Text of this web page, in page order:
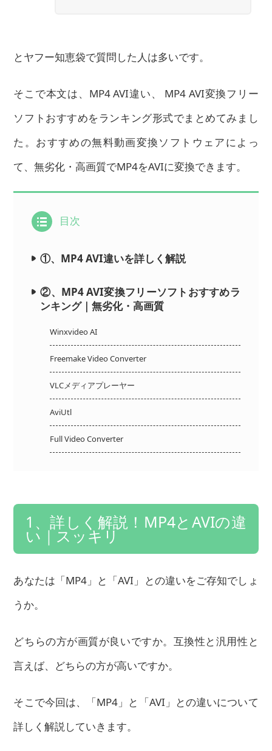
とヤフー知恵袋で質問した人は多いです。
そこで本文は、MP4 AVI違い、 MP4 AVI変換フリー
ソフトおすすめをランキング形式でまとめてみまし
た。おすすめの無料動画変換ソフトウェアによっ
て、無劣化・高画質でMP4をAVIに変換できます。
目次
①、MP4 AVI違いを詳しく解説
②、MP4 AVI変換フリーソフトおすすめラ
ンキング｜無劣化・高画質
Winxvideo AI
Freemake Video Converter
VLCメディアプレーヤー
AviUtl
Full Video Converter
1、詳しく解説！MP4とAVIの違
い｜スッキリ
あなたは「MP4」と「AVI」との違いをご存知でしょ
うか。
どちらの方が画質が良いですか。互換性と汎用性と
言えば、どちらの方が高いですか。
そこで今回は、「MP4」と「AVI」との違いについて
詳しく解説していきます。